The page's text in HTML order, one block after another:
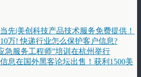
先|美创科技产品技术服务免费提供！
万! 快递行业怎么保护客户信息?
急服务工程师”培训在杭州举行
息在国外黑客论坛出售！获利1500美